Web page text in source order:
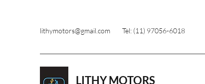
lithymotors@gmail.com Tel: (11) 97056-6018
LITHY MOTORS